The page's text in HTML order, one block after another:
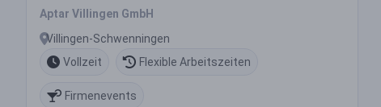
(m/w/x)
Aptar Villingen GmbH
Villingen-Schwenningen
Vollzeit
Flexible Arbeitszeiten
Firmenevents